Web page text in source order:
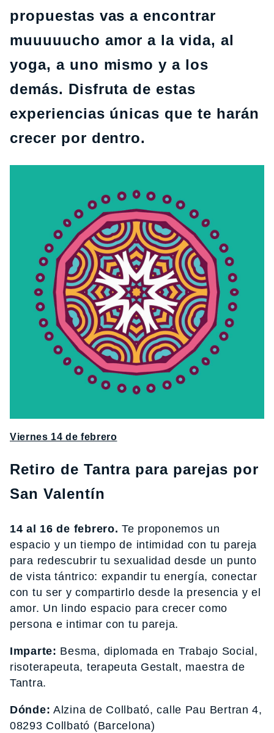
propuestas vas a encontrar
muuuuucho amor a la vida, al
yoga, a uno mismo y a los
demás. Disfruta de estas
experiencias únicas que te harán
crecer por dentro.
Viernes 14 de febrero
Retiro de Tantra para parejas por
San Valentín
14 al 16 de febrero. Te proponemos un
espacio y un tiempo de intimidad con tu pareja
para redescubrir tu sexualidad desde un punto
de vista tántrico: expandir tu energía, conectar
con tu ser y compartirlo desde la presencia y el
amor. Un lindo espacio para crecer como
persona e intimar con tu pareja.
Imparte: Besma, diplomada en Trabajo Social,
risoterapeuta, terapeuta Gestalt, maestra de
Tantra.
Dónde: Alzina de Collbató, calle Pau Bertran 4,
08293 Collbató (Barcelona)